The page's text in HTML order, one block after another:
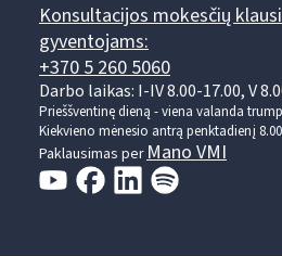
Konsultacijos mokesčių
gyventojams:
+370 5 260 5060
Darbo laikas: I-IV 8.00-17.00, V
Prieššventinę dieną - viena valanda
Kiekvieno mėnesio antrą penktadienį
Paklausimas per Mano VMI